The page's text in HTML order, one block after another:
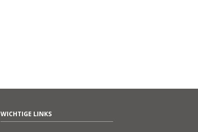
WICHTIGE LINKS